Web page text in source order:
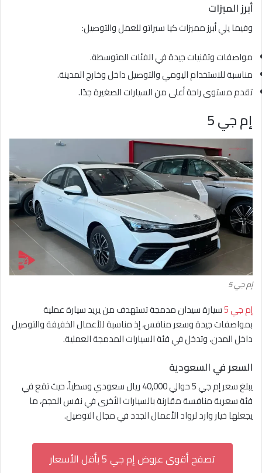
أبرز الميزات
وفيما يلي أبرز مميزات كيا سيراتو للعمل والتوصيل:
مواصفات وتقنيات جيدة في الفئات المتوسطة.
مناسبة للاستخدام اليومي والتوصيل داخل وخارج المدينة.
تقدم مستوى راحة أعلى من السيارات الصغيرة جدًا.
إم جي 5
إم جي 5
إم جي 5 سيارة سيدان مدمجة تستهدف من يريد سيارة عملية
بمواصفات جيدة وسعر منافس، إذ مناسبة للأعمال الخفيفة والتوصيل
داخل المدن، وتدخل في فئة السيارات المدمجة العملية.
السعر في السعودية
يبلغ سعر إم جي 5 حوالي 40,000 ريال سعودي وسطياً، حيث تقع في
فئة سعرية منافسة مقارنة بالسيارات الأخرى في نفس الحجم، ما
يجعلها خيار وارد لرواد الأعمال الجدد في مجال التوصيل.
تصفح أقوى عروض إم جي 5 بأقل الأسعار